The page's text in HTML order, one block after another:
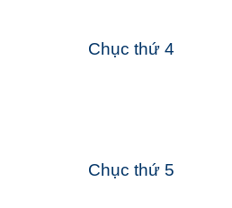
Chục thứ 4
Chục thứ 5